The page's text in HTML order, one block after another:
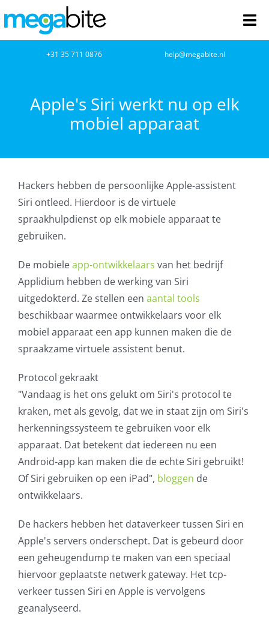
naar
inhoud
Netwerkbeheer
Cloud Computing
VOIP
AVG
Office365
Glasvezelverbindingen
Microsoft software licenties
SLA overeenkomsten
Remote Help
WordPress SLA Contract
Contact
+31 35 711 0876 help@megabite.nl
Apple's Siri werkt nu op elk
mobiel apparaat
Hackers hebben de persoonlijke Apple-assistent
Siri ontleed. Hierdoor is de virtuele
spraakhulpdienst op elk mobiele apparaat te
gebruiken.
De mobieleapp-ontwikkelaars van het bedrijf
Applidium hebben de werking van Siri
uitgedokterd. Ze stellen een aantal tools
beschikbaar waarmee ontwikkelaars voor elk
mobiel apparaat een app kunnen maken die de
spraakzame virtuele assistent benut.
Protocol gekraakt
"Vandaag is het ons gelukt om Siri's protocol te
kraken, met als gevolg, dat we in staat zijn om Siri's
herkenningssysteem te gebruiken voor elk
apparaat. Dat betekent dat iedereen nu een
Android-app kan maken die de echte Siri gebruikt!
Of Siri gebruiken op een iPad", bloggen de
ontwikkelaars.
De hackers hebben het dataverkeer tussen Siri en
Apple's servers onderschept. Dat is gebeurd door
een geheugendump te maken van een speciaal
hiervoor geplaatste netwerk gateway. Het tcp-
verkeer tussen Siri en Apple is vervolgens
geanalyseerd.